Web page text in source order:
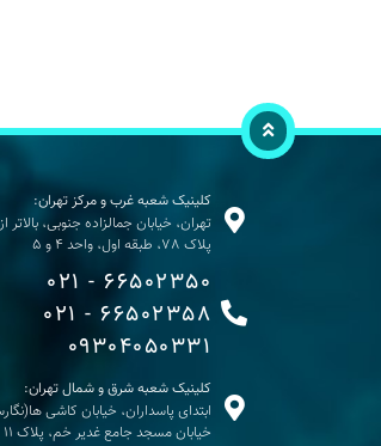
کلینیک شعبه غرب و مرکز تهران:
تهران، خیابان جمالزاده جنوبی،
پلاک 78، طبقه اول، واحد 4 و 5
66502350 - 021
66502358 - 021
09304050331
کلینیک شعبه شرق و شمال تهران:
ابتدای پاسداران، خیابان کاشی
خیابان مسجد جامع غدیر خم، پلاک 11